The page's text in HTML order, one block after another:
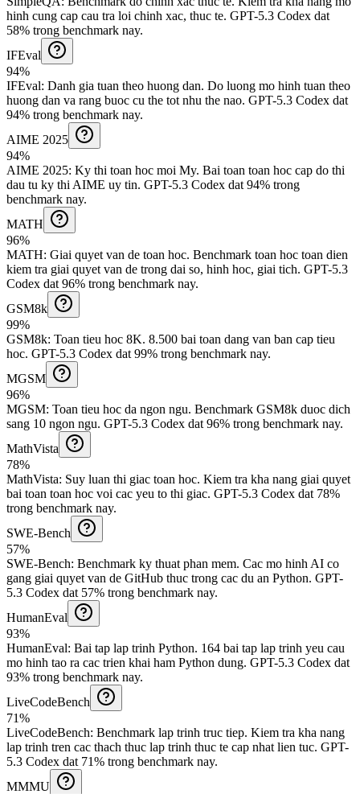
hinh cung cap cau tra loi chinh xac, thuc te. GPT-5.3 Codex dat
58% trong benchmark nay.
IFEval
94%
IFEval: Danh gia tuan theo huong dan. Do luong mo hinh tuan theo
huong dan va rang buoc cu the tot nhu the nao. GPT-5.3 Codex dat
94% trong benchmark nay.
AIME 2025
94%
AIME 2025: Ky thi toan hoc moi My. Bai toan toan hoc cap do thi
dau tu ky thi AIME uy tin. GPT-5.3 Codex dat 94% trong
benchmark nay.
MATH
96%
MATH: Giai quyet van de toan hoc. Benchmark toan hoc toan dien
kiem tra giai quyet van de trong dai so, hinh hoc, giai tich. GPT-5.3
Codex dat 96% trong benchmark nay.
GSM8k
99%
GSM8k: Toan tieu hoc 8K. 8.500 bai toan dang van ban cap tieu
hoc. GPT-5.3 Codex dat 99% trong benchmark nay.
MGSM
96%
MGSM: Toan tieu hoc da ngon ngu. Benchmark GSM8k duoc dich
sang 10 ngon ngu. GPT-5.3 Codex dat 96% trong benchmark nay.
MathVista
78%
MathVista: Suy luan thi giac toan hoc. Kiem tra kha nang giai quyet
bai toan toan hoc voi cac yeu to thi giac. GPT-5.3 Codex dat 78%
trong benchmark nay.
SWE-Bench
57%
SWE-Bench: Benchmark ky thuat phan mem. Cac mo hinh AI co
gang giai quyet van de GitHub thuc trong cac du an Python. GPT-
5.3 Codex dat 57% trong benchmark nay.
HumanEval
93%
HumanEval: Bai tap lap trinh Python. 164 bai tap lap trinh yeu cau
mo hinh tao ra cac trien khai ham Python dung. GPT-5.3 Codex dat
93% trong benchmark nay.
LiveCodeBench
71%
LiveCodeBench: Benchmark lap trinh truc tiep. Kiem tra kha nang
lap trinh tren cac thach thuc lap trinh thuc te cap nhat lien tuc. GPT-
5.3 Codex dat 71% trong benchmark nay.
MMMU